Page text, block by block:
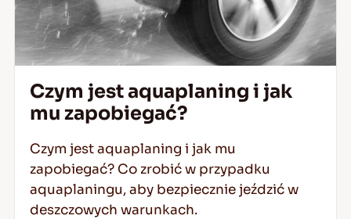
Czym jest aquaplaning i jak
mu zapobiegać?
Czym jest aquaplaning i jak mu
zapobiegać? Co zrobić w przypadku
aquaplaningu, aby bezpiecznie jeździć w
deszczowych warunkach.